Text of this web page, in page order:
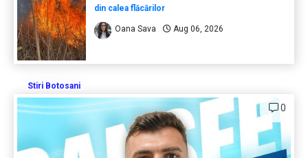
din calea flăcărilor
Oana Sava Aug 06, 2026
Stiri Botosani
0